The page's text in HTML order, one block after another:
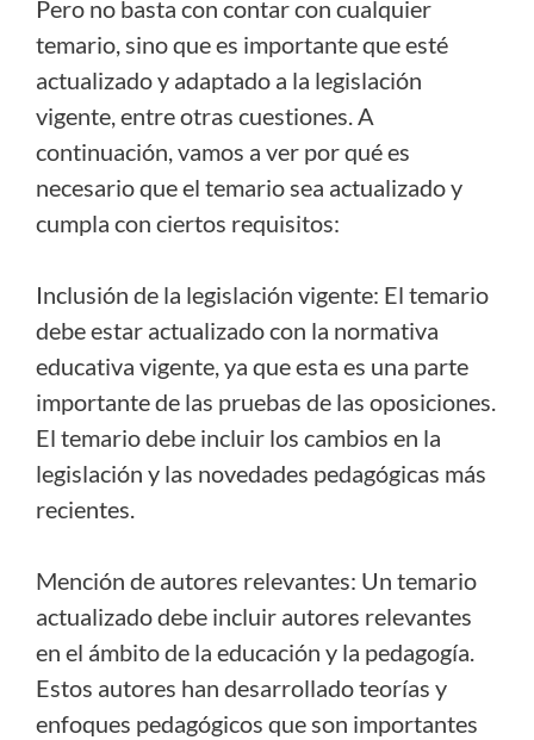
Pero no basta con contar con cualquier
temario, sino que es importante que esté
actualizado y adaptado a la legislación
vigente, entre otras cuestiones. A
continuación, vamos a ver por qué es
necesario que el temario sea actualizado y
cumpla con ciertos requisitos:
Inclusión de la legislación vigente: El temario
debe estar actualizado con la normativa
educativa vigente, ya que esta es una parte
importante de las pruebas de las oposiciones.
El temario debe incluir los cambios en la
legislación y las novedades pedagógicas más
recientes.
Mención de autores relevantes: Un temario
actualizado debe incluir autores relevantes
en el ámbito de la educación y la pedagogía.
Estos autores han desarrollado teorías y
enfoques pedagógicos que son importantes